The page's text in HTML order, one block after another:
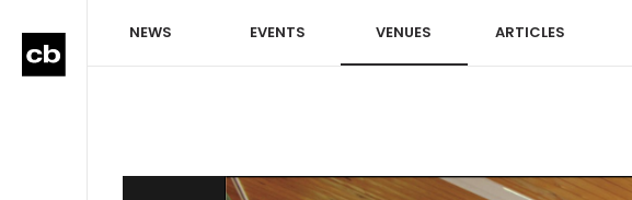
NEWS EVENTS VENUES ARTICLES